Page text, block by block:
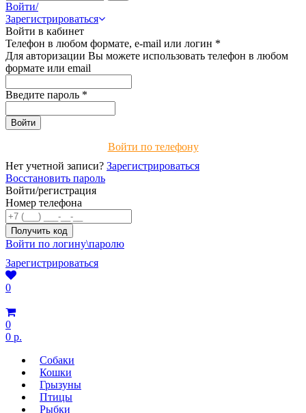
Войти/
Зарегистрироваться
Войти в кабинет
Телефон в любом формате, e-mail или логин *
Для авторизации Вы можете использовать телефон в любом
формате или email
Введите пароль *
Войти по телефону
Нет учетной записи? Зарегистрироваться
Восстановить пароль
Войти/регистрация
Номер телефона
Войти по логину\паролю
Зарегистрироваться
0
0
0 р.
Собаки
Кошки
Грызуны
Птицы
Рыбки